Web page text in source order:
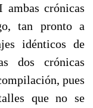
crónicas
tan pronto a
idénticos de
dos crónicas
pues
que no se